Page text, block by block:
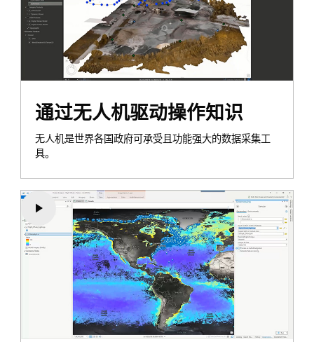
通过无人机驱动操作知识
无人机是世界各国政府可承受且功能强大的数据采集工
具。